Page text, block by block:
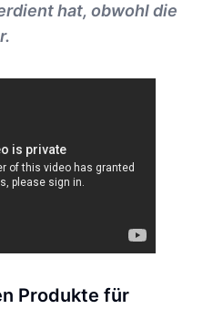
hat, obwohl die
Produkte für